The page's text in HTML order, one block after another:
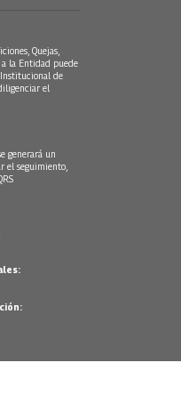
Quejas,
a la Entidad puede
de
el
generará un
el seguimiento,